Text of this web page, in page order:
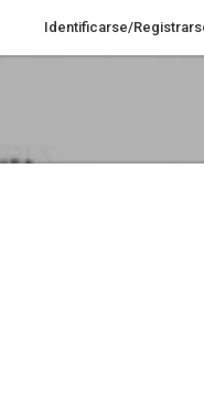
Identificarse/